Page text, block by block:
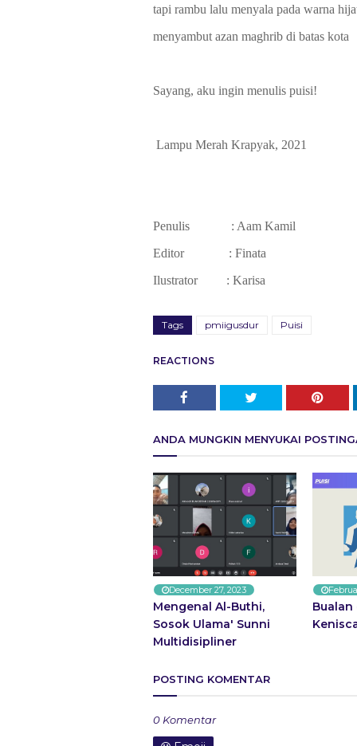
tapi rambu lalu menyala pada warna
menyambut azan maghrib di batas kota
Sayang, aku ingin menulis puisi!
Lampu Merah Krapyak, 2021
Penulis
: Aam Kamil
Editor
: Finata
Ilustrator
: Karisa
Tags pmiigusdur Puisi
REACTIONS
ANDA MUNGKIN MENYUKAI
December 27, 2023
Mengenal Al-Buthi,
Sosok Ulama' Sunni
Multidisipliner
POSTING KOMENTAR
0 Komentar